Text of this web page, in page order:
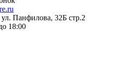
Панфилова, 32Б стр.2
18:00